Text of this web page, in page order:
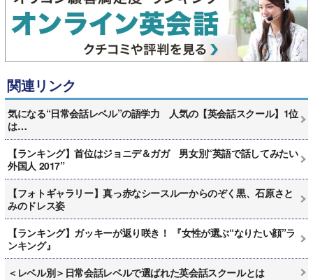
関連リンク
気になる“日常会話レベル”の語学力 人気の【英会話スクール】1位
は…
【ランキング】首位はジョニデ＆ガガ 男女別“英語で話してみたい
外国人 2017”
【フォトギャラリー】真っ赤なシースルーからのぞく黒、石原さと
みのドレス姿
【ランキング】ガッキーが返り咲き！ 『女性が選ぶ“なりたい顔”ラ
ンキング』
＜レベル別＞日常会話レベルで選ばれた英会話スクールとは